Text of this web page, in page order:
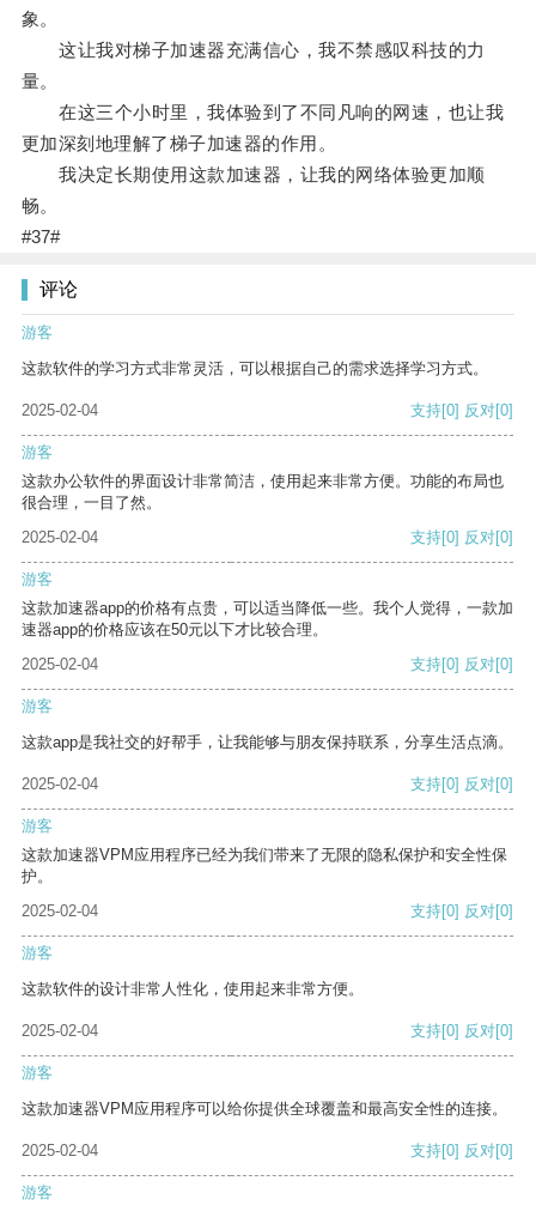
象。
这让我对梯子加速器充满信心，我不禁感叹科技的力
量。
在这三个小时里，我体验到了不同凡响的网速，也让我
更加深刻地理解了梯子加速器的作用。
我决定长期使用这款加速器，让我的网络体验更加顺
畅。
#37#
评论
游客
这款软件的学习方式非常灵活，可以根据自己的需求选择学习方式。
2025-02-04 支持[0] 反对[0]
游客
这款办公软件的界面设计非常简洁，使用起来非常方便。功能的布局也
很合理，一目了然。
2025-02-04
支持[0] 反对[0]
游客
这款加速器app的价格有点贵，可以适当降低一些。我个人觉得，一款加
速器app的价格应该在50元以下才比较合理。
2025-02-04
支持[0] 反对[0]
游客
这款app是我社交的好帮手，让我能够与朋友保持联系，分享生活点滴。
2025-02-04 支持[0] 反对[0]
游客
这款加速器VPM应用程序已经为我们带来了无限的隐私保护和安全性保
护。
2025-02-04
支持[0] 反对[0]
游客
这款软件的设计非常人性化，使用起来非常方便。
2025-02-04 支持[0] 反对[0]
游客
这款加速器VPM应用程序可以给你提供全球覆盖和最高安全性的连接。
2025-02-04 支持[0] 反对[0]
游客